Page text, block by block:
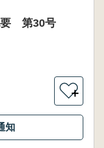
要 第30号
＋
知